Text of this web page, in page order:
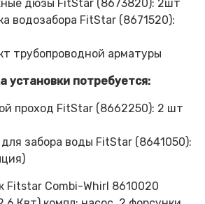
дюзы FitStar (8673820): 2шт
водозабора FitStar (8671520):
трубопроводной арматуры
установки потребуется:
проход FitStar (8662250): 2 шт
забора воды FitStar (8641050):
Fitstar Combi-Whirl 8610020